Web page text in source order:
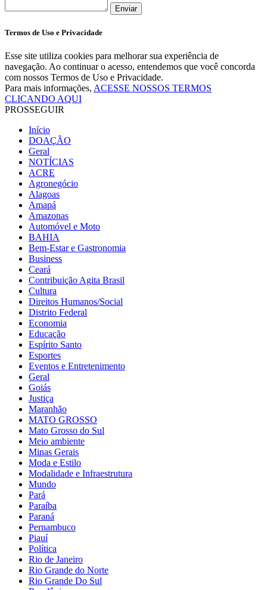
Enviar
Termos de Uso e Privacidade
Esse site utiliza cookies para melhorar sua experiência de
navegação. Ao continuar o acesso, entendemos que você concorda
com nossos Termos de Uso e Privacidade.
Para mais informações, ACESSE NOSSOS TERMOS
CLICANDO AQUI
PROSSEGUIR
Início
DOAÇÃO
Geral
NOTÍCIAS
ACRE
Agronegócio
Alagoas
Amapá
Amazonas
Automóvel e Moto
BAHIA
Bem-Estar e Gastronomia
Business
Ceará
Contribuição Agita Brasil
Cultura
Direitos Humanos/Social
Distrito Federal
Economia
Educação
Espírito Santo
Esportes
Eventos e Entretenimento
Geral
Goiás
Justiça
Maranhão
MATO GROSSO
Mato Grosso do Sul
Meio ambiente
Minas Gerais
Moda e Estilo
Modalidade e Infraestrutura
Mundo
Pará
Paraíba
Paraná
Pernambuco
Piauí
Política
Rio de Janeiro
Rio Grande do Norte
Rio Grande Do Sul